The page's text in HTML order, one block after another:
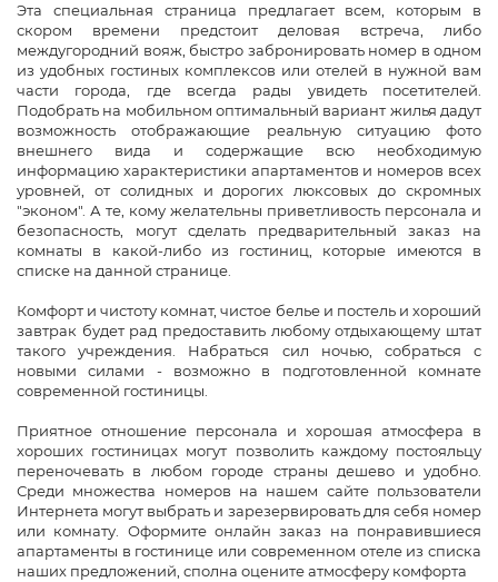
Эта специальная страница предлагает всем, которым в
скором времени предстоит деловая встреча, либо
междугородний вояж, быстро забронировать номер в одном
из удобных гостиных комплексов или отелей в нужной вам
части города, где всегда рады увидеть посетителей.
Подобрать на мобильном оптимальный вариант жилья дадут
возможность отображающие реальную ситуацию фото
внешнего вида и содержащие всю необходимую
информацию характеристики апартаментов и номеров всех
уровней, от солидных и дорогих люксовых до скромных
"эконом". А те, кому желательны приветливость персонала и
безопасность, могут сделать предварительный заказ на
комнаты в какой-либо из гостиниц, которые имеются в
списке на данной странице.
Комфорт и чистоту комнат, чистое белье и постель и хороший
завтрак будет рад предоставить любому отдыхающему штат
такого учреждения. Набраться сил ночью, собраться с
новыми силами - возможно в подготовленной комнате
современной гостиницы.
Приятное отношение персонала и хорошая атмосфера в
хороших гостиницах могут позволить каждому постояльцу
переночевать в любом городе страны дешево и удобно.
Среди множества номеров на нашем сайте пользователи
Интернета могут выбрать и зарезервировать для себя номер
или комнату. Оформите онлайн заказ на понравившиеся
апартаменты в гостинице или современном отеле из списка
наших предложений, сполна оцените атмосферу комфорта